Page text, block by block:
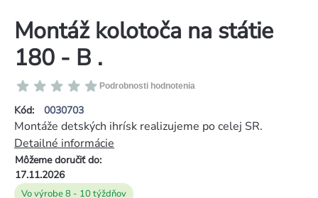
Montáž kolotoča na státie
180 - B .
Kód: 0030703
Priemerné
hodnotenie
produktu
je
0,0
z
5
Podrobnosti hodnotenia
Vo výrobe 8 - 10 týždňov
Môžeme doručiť do:
17.11.2026
Montáže detských ihrísk realizujeme po celej SR.
Detailné informácie